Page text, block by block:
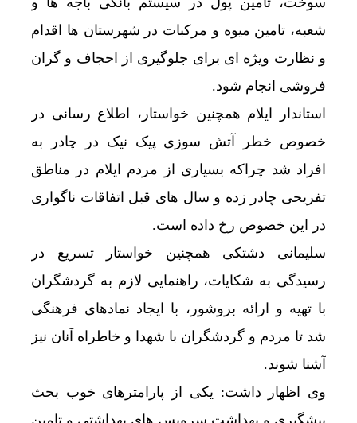
شعبه، تامین میوه و مرکبات در شهرستان ها اقدام
و نظارت ویژه ای برای جلوگیری از احجاف و گران
فروشی انجام شود.
استاندار ایلام همچنین خواستار، اطلاع رسانی در
خصوص خطر آتش سوزی پیک ‌نیک در چادر به
افراد شد چراکه بسیاری از مردم ایلام در مناطق
تفریحی چادر زده و سال های قبل اتفاقات ناگواری
در این خصوص رخ داده است.
سلیمانی دشتکی همچنین خواستار تسریع در
رسیدگی به شکایات، راهنمایی لازم به گردشگران
با تهیه و ارائه بروشور، با ایجاد نمادهای فرهنگی
شد تا مردم و گردشگران با شهدا و خاطراه آنان نیز
آشنا شوند.
وی اظهار داشت: یکی از پارامترهای خوب بحث
پیشگیری و بهداشت سرویس های بهداشتی و تامین